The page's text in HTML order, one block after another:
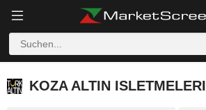
KOZA ALTIN ISLETMELERI
KOZA ALTIN ISLETMELERI